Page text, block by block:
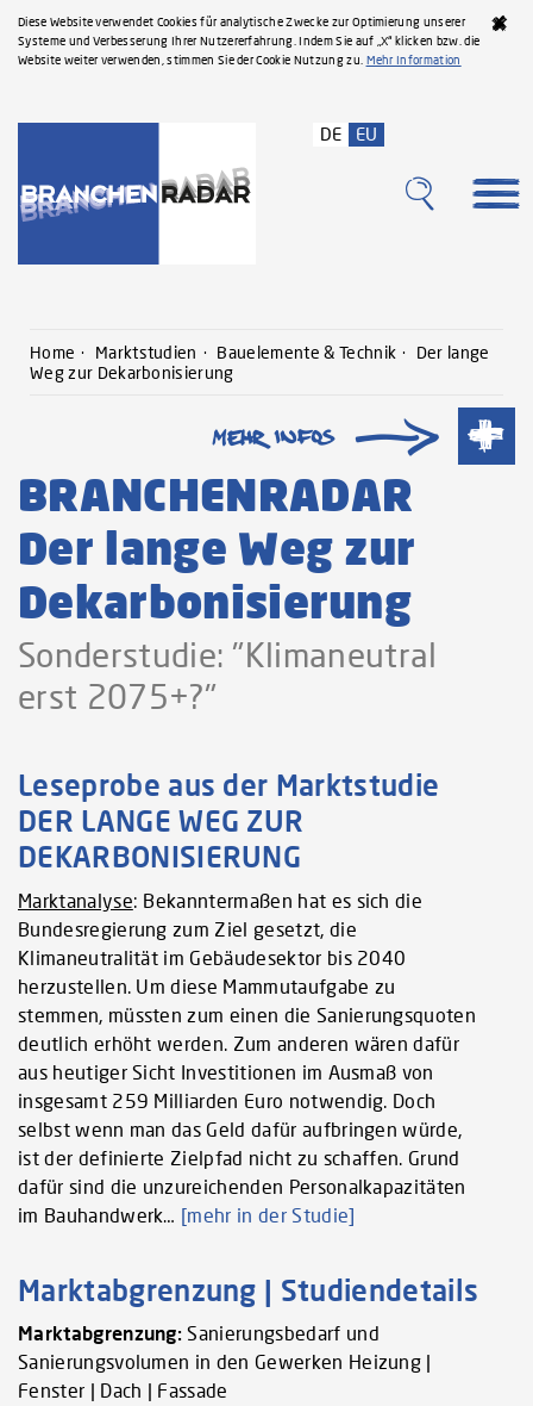
Diese Website verwendet Cookies für analytische Zwecke zur Optimierung unserer
Systeme und Verbesserung Ihrer Nutzererfahrung. Indem Sie auf „X“ klicken bzw. die
Website weiter verwenden, stimmen Sie der Cookie Nutzung zu. Mehr Information
DE EU
Home Marktstudien Bauelemente & Technik
Der lange
Weg zur Dekarbonisierung
BRANCHENRADAR
Der lange Weg zur
Dekarbonisierung
Sonderstudie: "Klimaneutral
erst 2075+?"
Leseprobe aus der Marktstudie
DER LANGE WEG ZUR
DEKARBONISIERUNG
Marktanalyse: Bekanntermaßen hat es sich die
Bundesregierung zum Ziel gesetzt, die
Klimaneutralität im Gebäudesektor bis 2040
herzustellen. Um diese Mammutaufgabe zu
stemmen, müssten zum einen die Sanierungsquoten
deutlich erhöht werden. Zum anderen wären dafür
aus heutiger Sicht Investitionen im Ausmaß von
insgesamt 259 Milliarden Euro notwendig. Doch
selbst wenn man das Geld dafür aufbringen würde,
ist der definierte Zielpfad nicht zu schaffen. Grund
dafür sind die unzureichenden Personalkapazitäten
im Bauhandwerk… [mehr in der Studie]
Marktabgrenzung | Studiendetails
Marktabgrenzung:Sanierungsbedarf und
Sanierungsvolumen in den Gewerken Heizung |
Fenster | Dach | Fassade